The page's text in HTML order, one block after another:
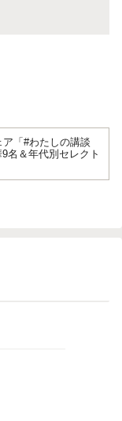
「#わたしの講談
名＆年代別セレクト